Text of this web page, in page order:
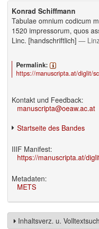
Konrad Schiffmann
Tabulae omnium codicum
1520 impressorum, quos
Linc. [handschriftlich] —
Permalink:
https://manuscripta.at/diglit/
Kontakt und Feedback:
manuscripta@oeaw.ac.at
Startseite des Bandes
IIIF Manifest:
https://manuscripta.at/
Metadaten:
METS
Inhaltsverz. u.